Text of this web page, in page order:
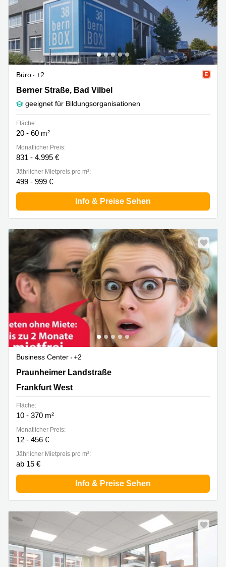
Büro
+2
Berner Straße 38, Bad Vilbel
Berner Straße, Bad Vilbel
geeignet für Bildungsorganisationen
Fläche:
20 - 60 m²
Monatlicher Preis:
831 - 4.995 €
Jährlicher Mietpreis pro m²:
499 - 999 €
Info & Preise Sehen
Business Center
+2
Praunheimer Landstraße 32, Frankfurt West
Praunheimer Landstraße
Frankfurt West
Fläche:
10 - 370 m²
Monatlicher Preis:
12 - 456 €
Jährlicher Mietpreis pro m²:
ab 15 €
Info & Preise Sehen